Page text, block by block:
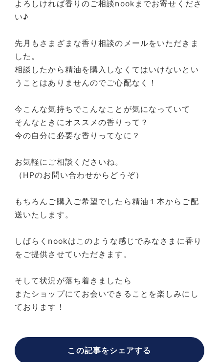
よろしければ香りのご相談nookまでお寄せくださ
い♪
先月もさまざまな香り相談のメールをいただきま
した。
相談したから精油を購入しなくてはいけないとい
うことはありませんのでご心配なく！
今こんな気持ちでこんなことが気になっていて
そんなときにオススメの香りって？
今の自分に必要な香りってなに？
お気軽にご相談くださいね。
（HPのお問い合わせからどうぞ）
もちろんご購入ご希望でしたら精油１本からご配
送いたします。
しばらくnookはこのような感じでみなさまに香り
をご提供させていただきます。
そして状況が落ち着きましたら
またショップにてお会いできることを楽しみにし
ております！
この記事をシェアする